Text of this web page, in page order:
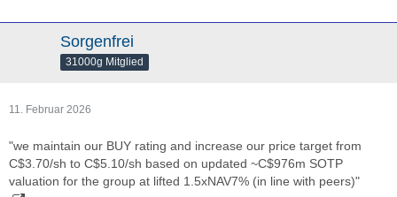
Sorgenfrei
31000g Mitglied
11. Februar 2026
"we maintain our BUY rating and increase our price target from
C$3.70/sh to C$5.10/sh based on updated ~C$976m SOTP
valuation for the group at lifted 1.5xNAV7% (in line with peers)"